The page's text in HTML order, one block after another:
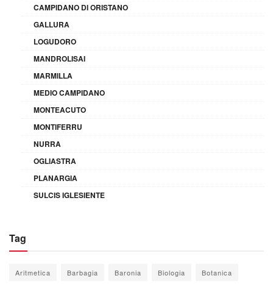
CAMPIDANO DI ORISTANO
GALLURA
LOGUDORO
MANDROLISAI
MARMILLA
MEDIO CAMPIDANO
MONTEACUTO
MONTIFERRU
NURRA
OGLIASTRA
PLANARGIA
SULCIS IGLESIENTE
Tag
Aritmetica Barbagia Baronia Biologia Botanica